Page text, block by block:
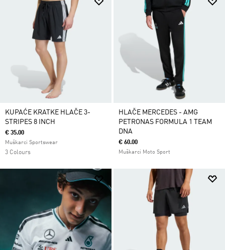
KUPAĆE KRATKE HLAČE 3-
STRIPES 8 INCH
€ 35.00
Muškarci Sportswear
3 Colours
HLAČE MERCEDES - AMG
PETRONAS FORMULA 1 TEAM
DNA
€ 60.00
Muškarci Moto Sport